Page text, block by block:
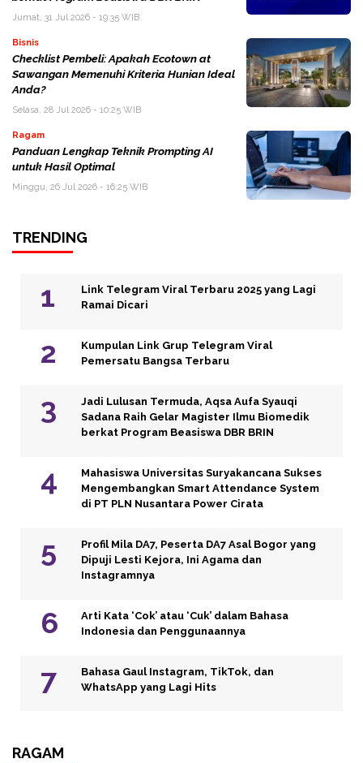
Jumat, 31 Jul 2026 - 19:35 WIB
Bisnis
Checklist Pembeli: Apakah Ecotown at
Sawangan Memenuhi Kriteria Hunian Ideal
Anda?
Selasa, 28 Jul 2026 - 10:25 WIB
Ragam
Panduan Lengkap Teknik Prompting AI
untuk Hasil Optimal
Minggu, 26 Jul 2026 - 16:25 WIB
TRENDING
Link Telegram Viral Terbaru 2025 yang Lagi
Ramai Dicari
Kumpulan Link Grup Telegram Viral
Pemersatu Bangsa Terbaru
Jadi Lulusan Termuda, Aqsa Aufa Syauqi
Sadana Raih Gelar Magister Ilmu Biomedik
berkat Program Beasiswa DBR BRIN
Mahasiswa Universitas Suryakancana Sukses
Mengembangkan Smart Attendance System
di PT PLN Nusantara Power Cirata
Profil Mila DA7, Peserta DA7 Asal Bogor yang
Dipuji Lesti Kejora, Ini Agama dan
Instagramnya
Arti Kata ‘Cok’ atau ‘Cuk’ dalam Bahasa
Indonesia dan Penggunaannya
Bahasa Gaul Instagram, TikTok, dan
WhatsApp yang Lagi Hits
RAGAM